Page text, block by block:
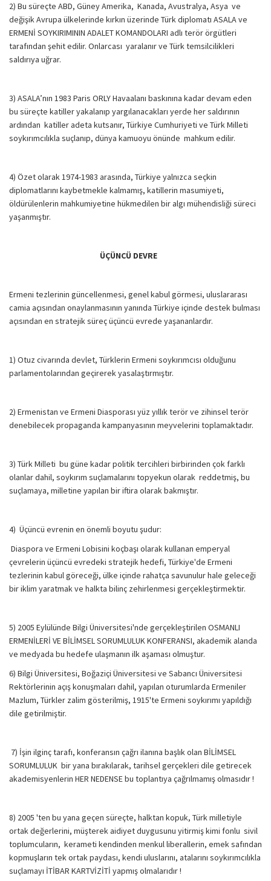
2) Bu süreçte ABD, Güney Amerika, Kanada, Avustralya, Asya ve
değişik Avrupa ülkelerinde kırkın üzerinde Türk diplomatı ASALA ve
ERMENİ SOYKIRIMININ ADALET KOMANDOLARI adlı terör örgütleri
tarafından şehit edilir. Onlarcası yaralanır ve Türk temsilcilikleri
saldırıya uğrar.
3) ASALA’nın 1983 Paris ORLY Havaalanı baskınına kadar devam eden
bu süreçte katiller yakalanıp yargılanacakları yerde her saldırının
ardından katiller adeta kutsanır, Türkiye Cumhuriyeti ve Türk Milleti
soykırımcılıkla suçlanıp, dünya kamuoyu önünde mahkum edilir.
4) Özet olarak 1974-1983 arasında, Türkiye yalnızca seçkin
diplomatlarını kaybetmekle kalmamış, katillerin masumiyeti,
öldürülenlerin mahkumiyetine hükmedilen bir algı mühendisliği süreci
yaşanmıştır.
ÜÇÜNCÜ DEVRE
Ermeni tezlerinin güncellenmesi, genel kabul görmesi, uluslararası
camia açısından onaylanmasının yanında Türkiye içinde destek bulması
açısından en stratejik süreç üçüncü evrede yaşananlardır.
1) Otuz civarında devlet, Türklerin Ermeni soykırımcısı olduğunu
parlamentolarından geçirerek yasalaştırmıştır.
2) Ermenistan ve Ermeni Diasporası yüz yıllık terör ve zihinsel terör
denebilecek propaganda kampanyasının meyvelerini toplamaktadır.
3) Türk Milleti bu güne kadar politik tercihleri birbirinden çok farklı
olanlar dahil, soykırım suçlamalarını topyekun olarak reddetmiş, bu
suçlamaya, milletine yapılan bir iftira olarak bakmıştır.
4) Üçüncü evrenin en önemli boyutu şudur:
Diaspora ve Ermeni Lobisini koçbaşı olarak kullanan emperyal
çevrelerin üçüncü evredeki stratejik hedefi, Türkiye'de Ermeni
tezlerinin kabul göreceği, ülke içinde rahatça savunulur hale geleceği
bir iklim yaratmak ve halkta bilinç zehirlenmesi gerçekleştirmektir.
5) 2005 Eylülünde Bilgi Üniversitesi'nde gerçekleştirilen OSMANLI
ERMENİLERİ VE BİLİMSEL SORUMLULUK KONFERANSI, akademik alanda
ve medyada bu hedefe ulaşmanın ilk aşaması olmuştur.
6) Bilgi Üniversitesi, Boğaziçi Üniversitesi ve Sabancı Üniversitesi
Rektörlerinin açış konuşmaları dahil, yapılan oturumlarda Ermeniler
Mazlum, Türkler zalim gösterilmiş, 1915'te Ermeni soykırımı yapıldığı
dile getirilmiştir.
7) İşin ilginç tarafı, konferansın çağrı ilanına başlık olan BİLİMSEL
SORUMLULUK bir yana bırakılarak, tarihsel gerçekleri dile getirecek
akademisyenlerin HER NEDENSE bu toplantıya çağrılmamış olmasıdır !
8) 2005 'ten bu yana geçen süreçte, halktan kopuk, Türk milletiyle
ortak değerlerini, müşterek aidiyet duygusunu yitirmiş kimi fonlu sivil
toplumcuların, kerameti kendinden menkul liberallerin, emek safından
kopmuşların tek ortak paydası, kendi uluslarını, atalarını soykırımcılıkla
suçlamayı İTİBAR KARTVİZİTİ yapmış olmalarıdır !